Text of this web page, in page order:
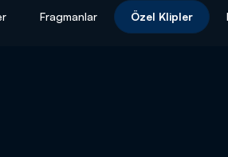
Fragmanlar Özel Klipler